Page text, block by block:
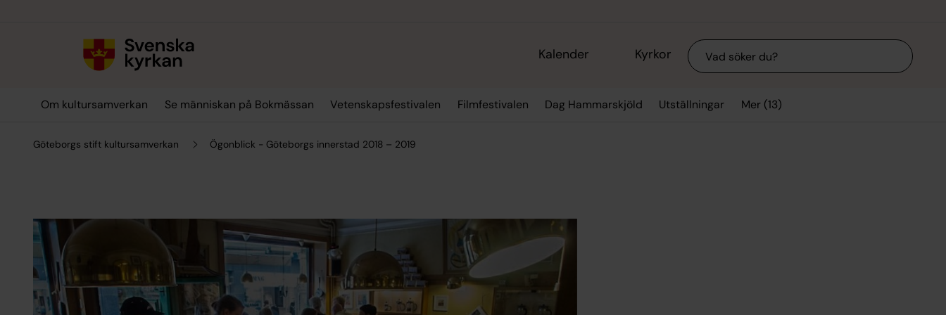
Kalender Kyrkor Sök
Om kultursamverkan Se människan på Bokmässan Vetenskapsfestivalen Filmfestivalen Dag Hammarskjöld Utställningar Mer (13)
Göteborgs stift kultursamverkan Ögonblick - Göteborgs innerstad 2018 – 2019